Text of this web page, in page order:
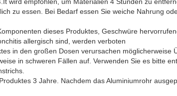
zu essen. Bei Bedarf essen Sie weiche Nahrung
dieses Produktes, Geschwüre
allergisch sind, werden verboten
in den großen Dosen verursachen möglicherweise
in schweren Fällen auf. Verwenden Sie es bitte
3 Jahre. Nachdem das Aluminiumrohr